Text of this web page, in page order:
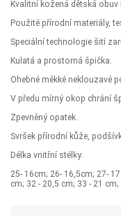
Kvalitní kožená dětská obuv
Použité přírodní materiály,
Speciální technologie šití
Kulatá a prostorná špička.
Ohebné měkké neklouzavé
V předu mírný okop chrání
Zpevněný opatek.
Svršek přírodní kůže,
Délka vnitřní stélky:
25- 16cm; 26- 16,5cm; 27-
cm; 32 - 20,5 cm; 33 - 21